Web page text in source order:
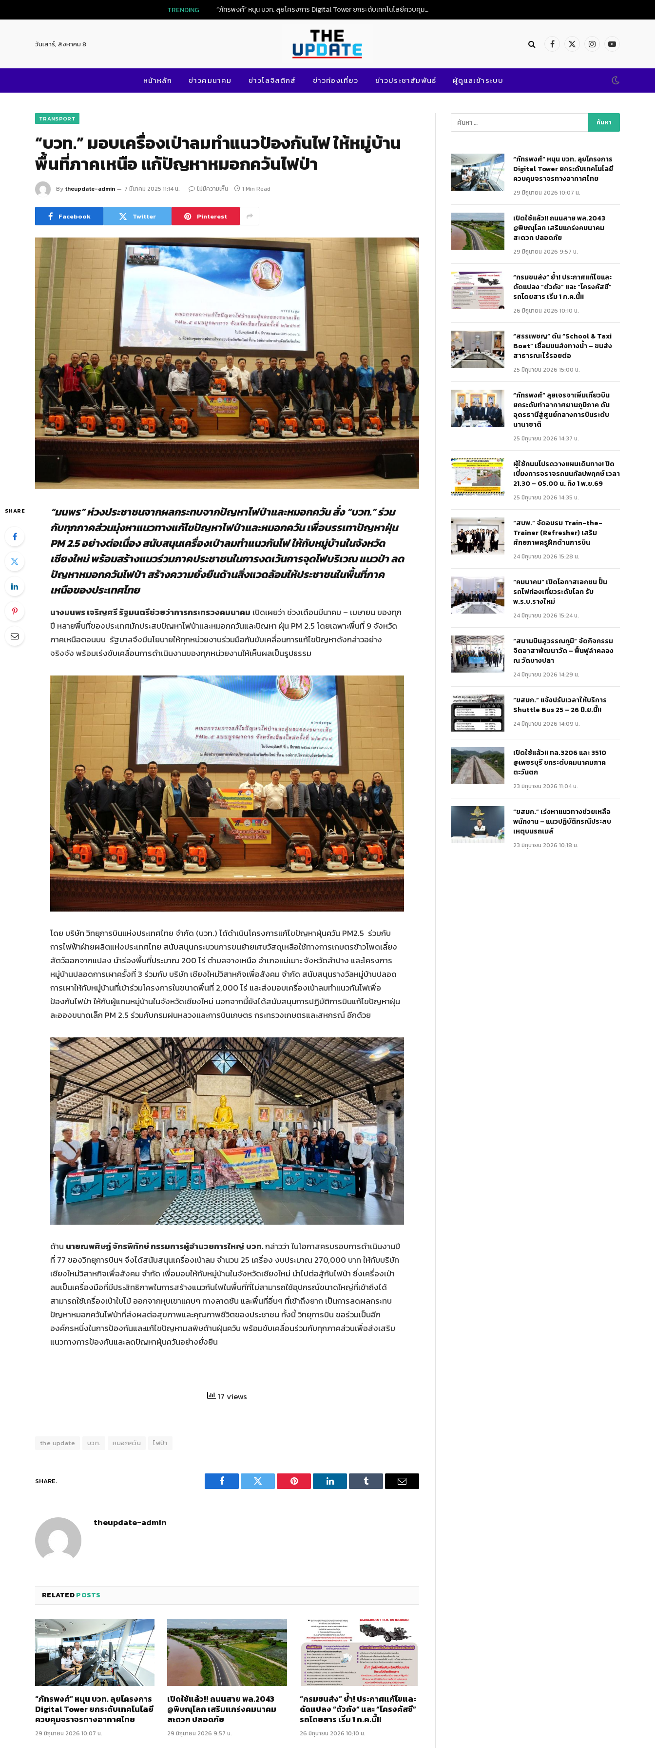
TRENDING “ภัทรพงศ์” หนุน บวท. ลุยโครงการ Digital Tower ยกระดับเทคโนโลยีควบคุมจราจรทางอากาศไทย
วันเสาร์, สิงหาคม 8 Facebook
X
InstagramYouTube
หน้าหลัก ข่าวคมนาคม ข่าวโลจิสติกส์ ข่าวท่องเที่ยว ข่าวประชาสัมพันธ์ ผู้ดูแลเข้าระบบ
TRANSPORT
“บวท.” มอบเครื่องเป่าลมทำแนวป้องกันไฟ ให้หมู่บ้าน
พื้นที่ภาคเหนือ แก้ปัญหาหมอกควันไฟป่า
By theupdate-admin 7 มีนาคม 2025 11:14 น. ไม่มีความเห็น 1 Min Read
Facebook Twitter Pinterest
SHARE
“มนพร” ห่วงประชาชนจากผลกระทบจากปัญหาไฟป่าและหมอกควัน สั่ง “บวท.” ร่วม
กับทุกภาคส่วนมุ่งหาแนวทางแก้ไขปัญหาไฟป่าและหมอกควัน เพื่อบรรเทาปัญหาฝุ่น
PM 2.5 อย่างต่อเนื่อง สนับสนุนเครื่องเป่าลมทำแนวกันไฟ ให้กับหมู่บ้านในจังหวัด
เชียงใหม่ พร้อมสร้างแนวร่วมภาคประชาชนในการงดเว้นการจุดไฟบริเวณ แนวป่า ลด
ปัญหาหมอกควันไฟป่า สร้างความยั่งยืนด้านสิ่งแวดล้อมให้ประชาชนในพื้นที่ภาค
เหนือของประเทศไทย
นางมนพร เจริญศรี รัฐมนตรีช่วยว่าการกระทรวงคมนาคม เปิดเผยว่า ช่วงเดือนมีนาคม – เมษายน ของทุก
ปี หลายพื้นที่ของประเทศมักประสบปัญหาไฟป่าและหมอกควันและปัญหา ฝุ่น PM 2.5 โดยเฉพาะพื้นที่ 9 จังหวัด
ภาคเหนือตอนบน รัฐบาลจึงมีนโยบายให้ทุกหน่วยงานร่วมมือกันขับเคลื่อนการแก้ไขปัญหาดังกล่าวอย่าง
จริงจัง พร้อมเร่งขับเคลื่อนการดำเนินงานของทุกหน่วยงานให้เห็นผลเป็นรูปธรรม
โดย บริษัท วิทยุการบินแห่งประเทศไทย จำกัด (บวท.) ได้ดำเนินโครงการแก้ไขปัญหาฝุ่นควัน PM2.5 ร่วมกับ
การไฟฟ้าฝ่ายผลิตแห่งประเทศไทย สนับสนุนกระบวนการขนย้ายเศษวัสดุเหลือใช้ทางการเกษตรข้าวโพดเลี้ยง
สัตว์ออกจากแปลง นำร่องพื้นที่ประมาณ 200 ไร่ ตำบลจางเหนือ อำเภอแม่เมาะ จังหวัดลำปาง และโครงการ
หมู่บ้านปลอดการเผาครั้งที่ 3 ร่วมกับ บริษัท เชียงใหม่วิสาหกิจเพื่อสังคม จำกัด สนับสนุนรางวัลหมู่บ้านปลอด
การเผาให้กับหมู่บ้านที่เข้าร่วมโครงการในขนาดพื้นที่ 2,000 ไร่ และส่งมอบเครื่องเป่าลมทำแนวกันไฟเพื่อ
ป้องกันไฟป่า ให้กับผู้แทนหมู่บ้านในจังหวัดเชียงใหม่ นอกจากนี้ยังได้สนับสนุนการปฏิบัติการบินแก้ไขปัญหาฝุ่น
ละอองขนาดเล็ก PM 2.5 ร่วมกับกรมฝนหลวงและการบินเกษตร กระทรวงเกษตรและสหกรณ์ อีกด้วย
ด้าน นายณพศิษฏ์ จักรพิทักษ์ กรรมการผู้อำนวยการใหญ่ บวท.กล่าวว่า ในโอกาสครบรอบการดำเนินงานปี
ที่ 77 ของวิทยุการบินฯ จึงได้สนับสนุนเครื่องเป่าลม จำนวน 25 เครื่อง งบประมาณ 270,000 บาท ให้กับบริษัท
เชียงใหม่วิสาหกิจเพื่อสังคม จำกัด เพื่อมอบให้กับหมู่บ้านในจังหวัดเชียงใหม่ นำไปต่อสู้กับไฟป่า ซึ่งเครื่องเป่า
ลมเป็นเครื่องมือที่มีประสิทธิภาพในการสร้างแนวกันไฟในพื้นที่ที่ไม่สามารถใช้อุปกรณ์ขนาดใหญ่ที่เข้าถึงได้
สามารถใช้เครื่องเป่าใบไม้ ออกจากหุบเขาแคบๆ ทางลาดชัน และพื้นที่อื่นๆ ที่เข้าถึงยาก เป็นการลดผลกระทบ
ปัญหาหมอกควันไฟป่าที่ส่งผลต่อสุขภาพและคุณภาพชีวิตของประชาชน ทั้งนี้ วิทยุการบิน ขอร่วมเป็นอีก
องค์กรหนึ่งในการป้องกันและแก้ไขปัญหามลพิษด้านฝุ่นควัน พร้อมขับเคลื่อนร่วมกับทุกภาคส่วนเพื่อส่งเสริม
แนวทางการป้องกันและลดปัญหาฝุ่นควันอย่างยั่งยืน
17 views
the update บวท. หมอกควัน ไฟป่า
SHARE.
Facebook Twitter Pinterest LinkedIn Tumblr Email
theupdate-admin
RELATEDPOSTS
“ภัทรพงศ์” หนุน บวท. ลุยโครงการ
Digital Tower ยกระดับเทคโนโลยี
ควบคุมจราจรทางอากาศไทย
29 มิถุนายน 2026 10:07 น.
เปิดใช้แล้ว!! ถนนสาย พล.2043
@พิษณุโลก เสริมแกร่งคมนาคม
สะดวก ปลอดภัย
29 มิถุนายน 2026 9:57 น.
“กรมขนส่ง” ย้ำ! ประกาศแก้ไขและ
ดัดแปลง “ตัวถัง” และ “โครงคัสซี”
รถโดยสาร เริ่ม 1 ก.ค.นี้!!
26 มิถุนายน 2026 10:10 น.
“ภัทรพงศ์” หนุน บวท. ลุยโครงการ
Digital Tower ยกระดับเทคโนโลยี
ควบคุมจราจรทางอากาศไทย
29 มิถุนายน 2026 10:07 น.
เปิดใช้แล้ว!! ถนนสาย พล.2043
@พิษณุโลก เสริมแกร่งคมนาคม
สะดวก ปลอดภัย
29 มิถุนายน 2026 9:57 น.
“กรมขนส่ง” ย้ำ! ประกาศแก้ไขและ
ดัดแปลง “ตัวถัง” และ “โครงคัสซี”
รถโดยสาร เริ่ม 1 ก.ค.นี้!!
26 มิถุนายน 2026 10:10 น.
“สรรเพชญ” ดัน “School & Taxi
Boat” เชื่อมขนส่งทางน้ำ – ขนส่ง
สาธารณะไร้รอยต่อ
25 มิถุนายน 2026 15:00 น.
“ภัทรพงศ์” ลุยเจรจาเพิ่มเที่ยวบิน
ยกระดับท่าอากาศยานภูมิภาค ดัน
อุดรธานีสู่ศูนย์กลางการบินระดับ
นานาชาติ
25 มิถุนายน 2026 14:37 น.
ผู้ใช้ถนนโปรดวางแผนเดินทาง! ปิด
เบี่ยงการจราจรถนนกัลปพฤกษ์ เวลา
21.30 – 05.00 น. ถึง 1 พ.ย.69
25 มิถุนายน 2026 14:35 น.
“สบพ.” จัดอบรม Train-the-
Trainer (Refresher) เสริม
ศักยภาพครูฝึกด้านการบิน
24 มิถุนายน 2026 15:28 น.
“คมนาคม” เปิดโอกาสเอกชน ปั้น
รถไฟท่องเที่ยวระดับโลก รับ
พ.ร.บ.รางใหม่
24 มิถุนายน 2026 15:24 น.
“สนามบินสุวรรณภูมิ” จัดกิจกรรม
จิตอาสาพัฒนาวัด – ฟื้นฟูลำคลอง
ณ วัดบางปลา
24 มิถุนายน 2026 14:29 น.
“ขสมก.” แจ้งปรับเวลาให้บริการ
Shuttle Bus 25 – 26 มิ.ย.นี้!!
24 มิถุนายน 2026 14:09 น.
เปิดใช้แล้ว!! ทล.3206 และ 3510
@เพชรบุรี ยกระดับคมนาคมภาค
ตะวันตก
23 มิถุนายน 2026 11:04 น.
“ขสมก.” เร่งหาแนวทางช่วยเหลือ
พนักงาน – แนวปฏิบัติกรณีประสบ
เหตุบนรถเมล์
23 มิถุนายน 2026 10:18 น.